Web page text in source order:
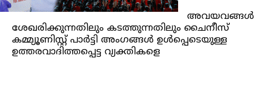
അവയവങ്ങൾ
ശേഖരിക്കുന്നതിലും കടത്തുന്നതിലും ചൈനീസ്
കമ്മ്യൂണിസ്റ്റ് പാർട്ടി അംഗങ്ങൾ ഉൾപ്പെടെയുള്ള
ഉത്തരവാദിത്തപ്പെട്ട വ്യക്തികളെ